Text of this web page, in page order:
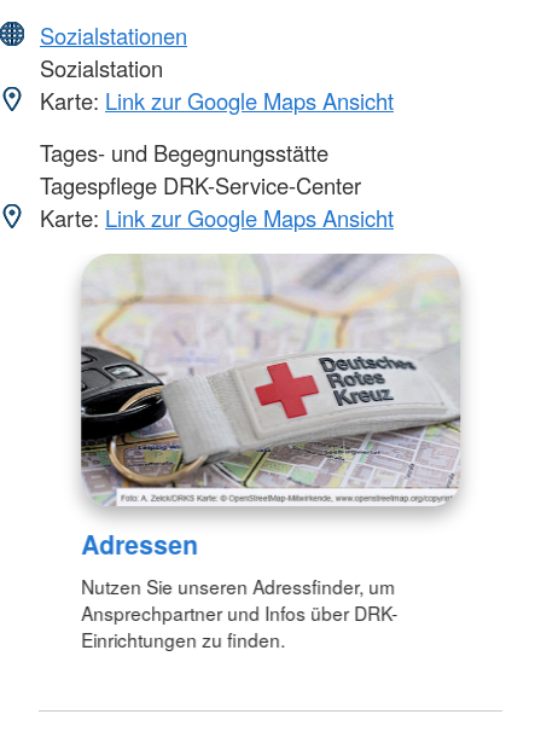
Sozialstationen
Sozialstation
Karte: Link zur Google Maps Ansicht
Tages- und Begegnungsstätte
Tagespflege DRK-Service-Center
Karte: Link zur Google Maps Ansicht
Adressen
Nutzen Sie unseren Adressfinder, um
Ansprechpartner und Infos über DRK-
Einrichtungen zu finden.